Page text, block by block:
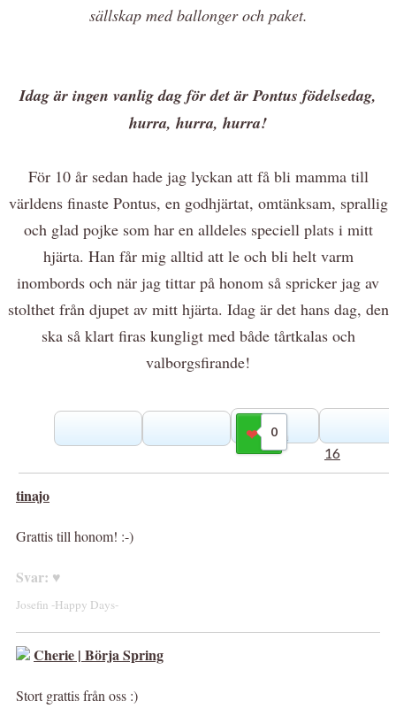
sällskap med ballonger och paket.
Idag är ingen vanlig dag för det är Pontus födelsedag,
hurra, hurra, hurra!
För 10 år sedan hade jag lyckan att få bli mamma till
världens finaste Pontus, en godhjärtat, omtänksam, sprallig
och glad pojke som har en alldeles speciell plats i mitt
hjärta. Han får mig alltid att le och bli helt varm
inombords och när jag tittar på honom så spricker jag av
stolthet från djupet av mitt hjärta. Idag är det hans dag, den
ska så klart firas kungligt med både tårtkalas och
valborgsfirande!
0
Gilla
16
tinajo
Grattis till honom! :-)
Svar: ♥
Josefin -Happy Days-
Cherie | Börja Spring
Stort grattis från oss :)